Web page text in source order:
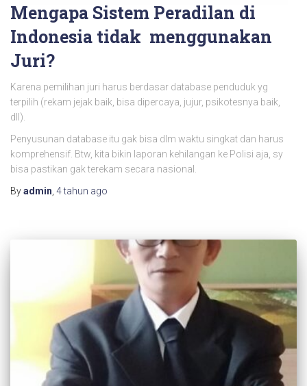
Mengapa Sistem Peradilan di
Indonesia tidak menggunakan
Juri?
Karena pemilihan juri harus berdasar database penduduk yg
terpilih (rekam jejak baik, bisa dipercaya, jujur, psikotesnya baik,
dll).
Penyusunan database itu gak bisa dlm waktu singkat dan harus
komprehensif. Btw, kita bikin laporan kehilangan ke Polisi aja, sy
bisa pastikan gak terekam secara nasional.
Byadmin 4 tahun ago